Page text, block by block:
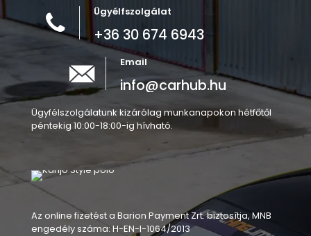
Ügyélfszolgálat
+36 30 674 6943
Email
info@carhub.hu
Ügyfélszolgálatunk kizárólag munkanapokon hétfőtől
péntekig 10:00-18:00-ig hívható.
Az online fizetést a Barion Payment Zrt. biztosítja, MNB
engedély száma: H-EN-I-1064/2013